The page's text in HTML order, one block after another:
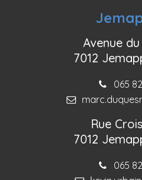
Avenue
7012
065
Rue
7012
065